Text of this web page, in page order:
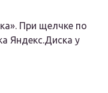
При щелчке по
Яндекс.Диска у